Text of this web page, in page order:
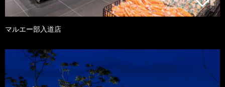
マルエー部入道店